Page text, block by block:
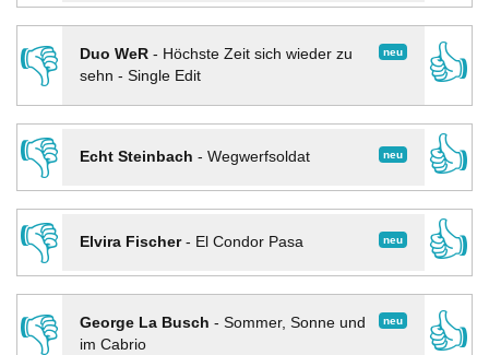
👎
neu
Duo WeR- Höchste Zeit sich wieder zu
sehn - Single Edit
👍
👎
neu
Echt Steinbach - Wegwerfsoldat
👍
👎
neu
Elvira Fischer- El Condor Pasa
👍
👎
neu
George La Busch - Sommer, Sonne und
im Cabrio
👍